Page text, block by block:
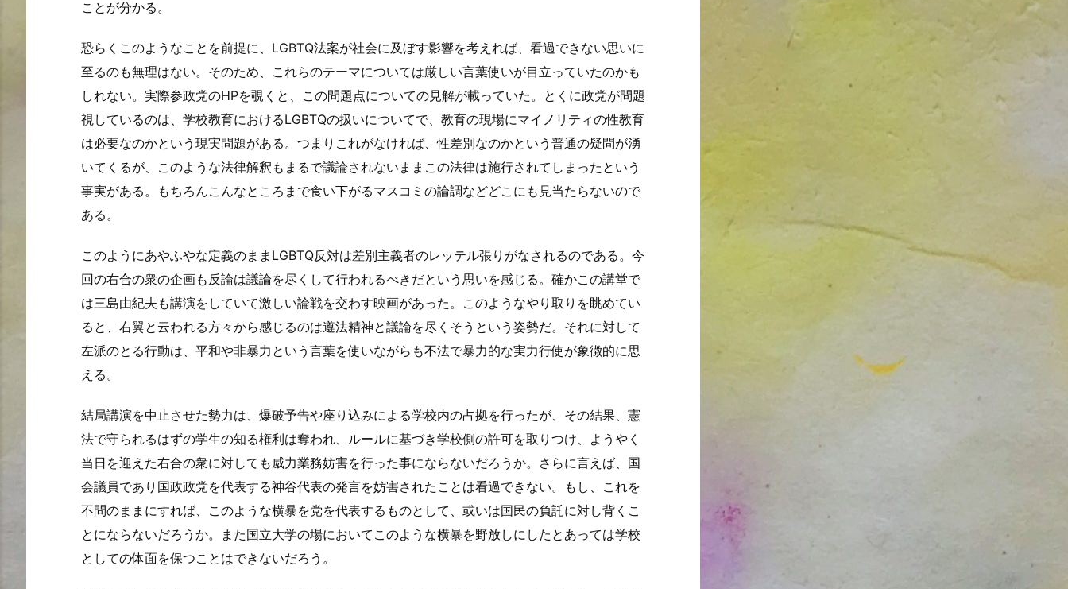
ことが分かる。
恐らくこのようなことを前提に、LGBTQ法案が社会に及ぼす影響を考えれば、看過できない思いに
至るのも無理はない。そのため、これらのテーマについては厳しい言葉使いが目立っていたのかも
しれない。実際参政党のHPを覗くと、この問題点についての見解が載っていた。とくに政党が問題
視しているのは、学校教育におけるLGBTQの扱いについてで、教育の現場にマイノリティの性教育
は必要なのかという現実問題がある。つまりこれがなければ、性差別なのかという普通の疑問が湧
いてくるが、このような法律解釈もまるで議論されないままこの法律は施行されてしまったという
事実がある。もちろんこんなところまで食い下がるマスコミの論調などどこにも見当たらないので
ある。
このようにあやふやな定義のままLGBTQ反対は差別主義者のレッテル張りがなされるのである。今
回の右合の衆の企画も反論は議論を尽くして行われるべきだという思いを感じる。確かこの講堂で
は三島由紀夫も講演をしていて激しい論戦を交わす映画があった。このようなやり取りを眺めてい
ると、右翼と云われる方々から感じるのは遵法精神と議論を尽くそうという姿勢だ。それに対して
左派のとる行動は、平和や非暴力という言葉を使いながらも不法で暴力的な実力行使が象徴的に思
える。
結局講演を中止させた勢力は、爆破予告や座り込みによる学校内の占拠を行ったが、その結果、憲
法で守られるはずの学生の知る権利は奪われ、ルールに基づき学校側の許可を取りつけ、ようやく
当日を迎えた右合の衆に対しても威力業務妨害を行った事にならないだろうか。さらに言えば、国
会議員であり国政政党を代表する神谷代表の発言を妨害されたことは看過できない。もし、これを
不問のままにすれば、このような横暴を党を代表するものとして、或いは国民の負託に対し背くこ
とにならないだろうか。また国立大学の場においてこのような横暴を野放しにしたとあっては学校
としての体面を保つことはできないだろう。